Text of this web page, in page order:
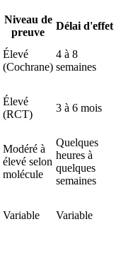
Niveau de
preuve
Délai d'effet
Élevé
(Cochrane)
4 à 8
semaines
Élevé
(RCT)
3 à 6 mois
Modéré à
élevé selon
molécule
Quelques
heures à
quelques
semaines
Variable Variable